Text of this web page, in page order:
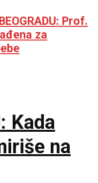
Prof.
za
Kada
na